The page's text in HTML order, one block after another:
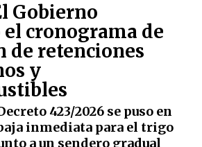
Gobierno
cronograma de
de retenciones
y
423/2026 se puso en
inmediata para el trigo
a un sendero gradual